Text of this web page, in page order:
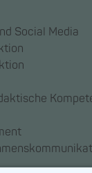
Social Media